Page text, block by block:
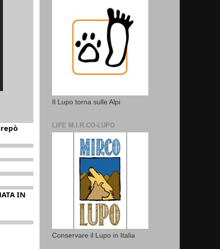
IN
Il Lupo torna sulle Alpi
LIFE M.I.R.CO-LUPO
Conservare il Lupo in Italia